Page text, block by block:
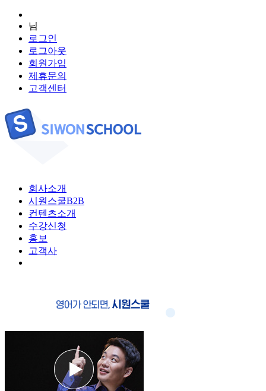
님
로그인
로그아웃
회원가입
제휴문의
고객센터
회사소개
시원스쿨B2B
컨텐츠소개
수강신청
홍보
고객사